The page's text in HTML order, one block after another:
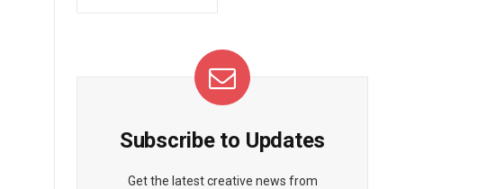
Subscribe to Updates
Get the latest creative news from